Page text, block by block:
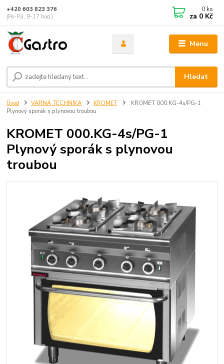
Menu
Hledat
+420 603 823 376
(Po-Pá, 9-17 hod.)
0 ks
za 0 Kč
Úvod VARNÁ TECHNIKA KROMET
KROMET 000.KG-4s/PG-1
Plynový sporák s plynovou troubou
KROMET 000.KG-4s/PG-1
Plynový sporák s plynovou
troubou